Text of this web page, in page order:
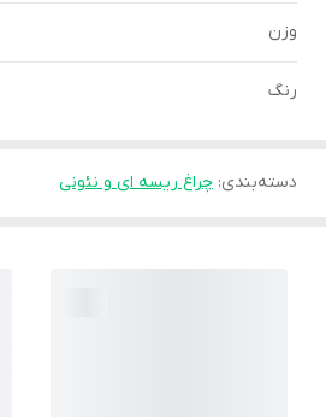
وزن
رنگ
دسته‌بندی: چراغ ریسه ای و نئونی